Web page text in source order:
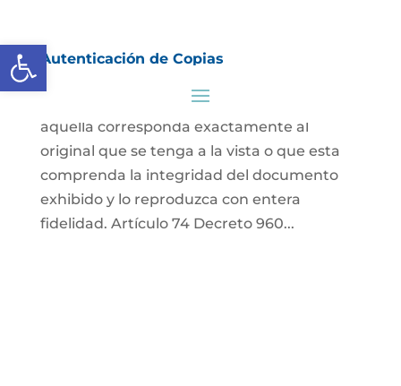
Abrir barra de herramientas
Autenticación de Copias
una literal de un documento, siempre que
aquella corresponda exactamente al
original que se tenga a la vista o que esta
comprenda la integridad del documento
exhibido y lo reproduzca con entera
fidelidad. Artículo 74 Decreto 960...